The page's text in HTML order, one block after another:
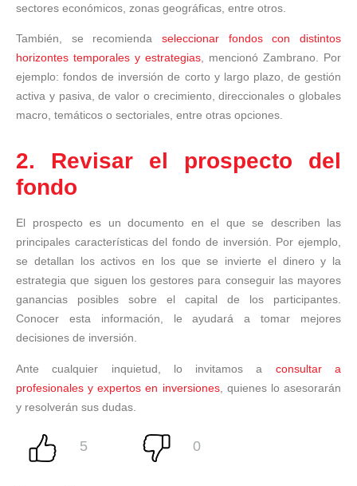
sectores económicos, zonas geográficas, entre otros.
También, se recomienda seleccionar fondos con distintos
horizontes temporales y estrategias , mencionó Zambrano. Por
ejemplo: fondos de inversión de corto y largo plazo, de gestión
activa y pasiva, de valor o crecimiento, direccionales o globales
macro, temáticos o sectoriales, entre otras opciones.
2. Revisar el prospecto del
fondo
El prospecto es un documento en el que se describen las
principales características del fondo de inversión. Por ejemplo,
se detallan los activos en los que se invierte el dinero y la
estrategia que siguen los gestores para conseguir las mayores
ganancias posibles sobre el capital de los participantes.
Conocer esta información, le ayudará a tomar mejores
decisiones de inversión.
Ante cualquier inquietud, lo invitamos a consultar a
profesionales y expertos en inversiones, quienes lo asesorarán
y resolverán sus dudas.